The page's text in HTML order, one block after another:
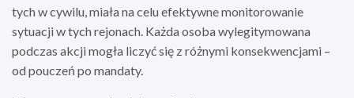
tych w cywilu, miała na celu efektywne monitorowanie
sytuacji w tych rejonach. Każda osoba wylegitymowana
podczas akcji mogła liczyć się z różnymi konsekwencjami –
od pouczeń po mandaty.